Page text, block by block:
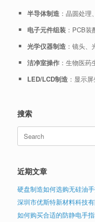
半导体制造：晶圆处理
电子元件组装：PCB装
光学仪器制造：镜头、
洁净室操作：生物医药
LED/LCD制造：显示
搜索
Search
for:
近期文章
硬盘制造如何选购无硅油
深圳市优斯特新材料科技
如何购买合适的防静电手